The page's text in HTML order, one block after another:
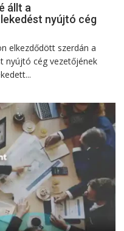
állt a
nyújtó cég
elkezdődött szerdán a
nyújtó cég vezetőjének